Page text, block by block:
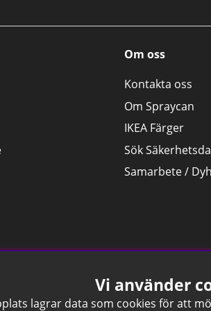
Om oss
Kontakta oss
Om Spraycan
IKEA Färger
Sök
Samarbete /
Vi använder
lagrar data som cookies för att